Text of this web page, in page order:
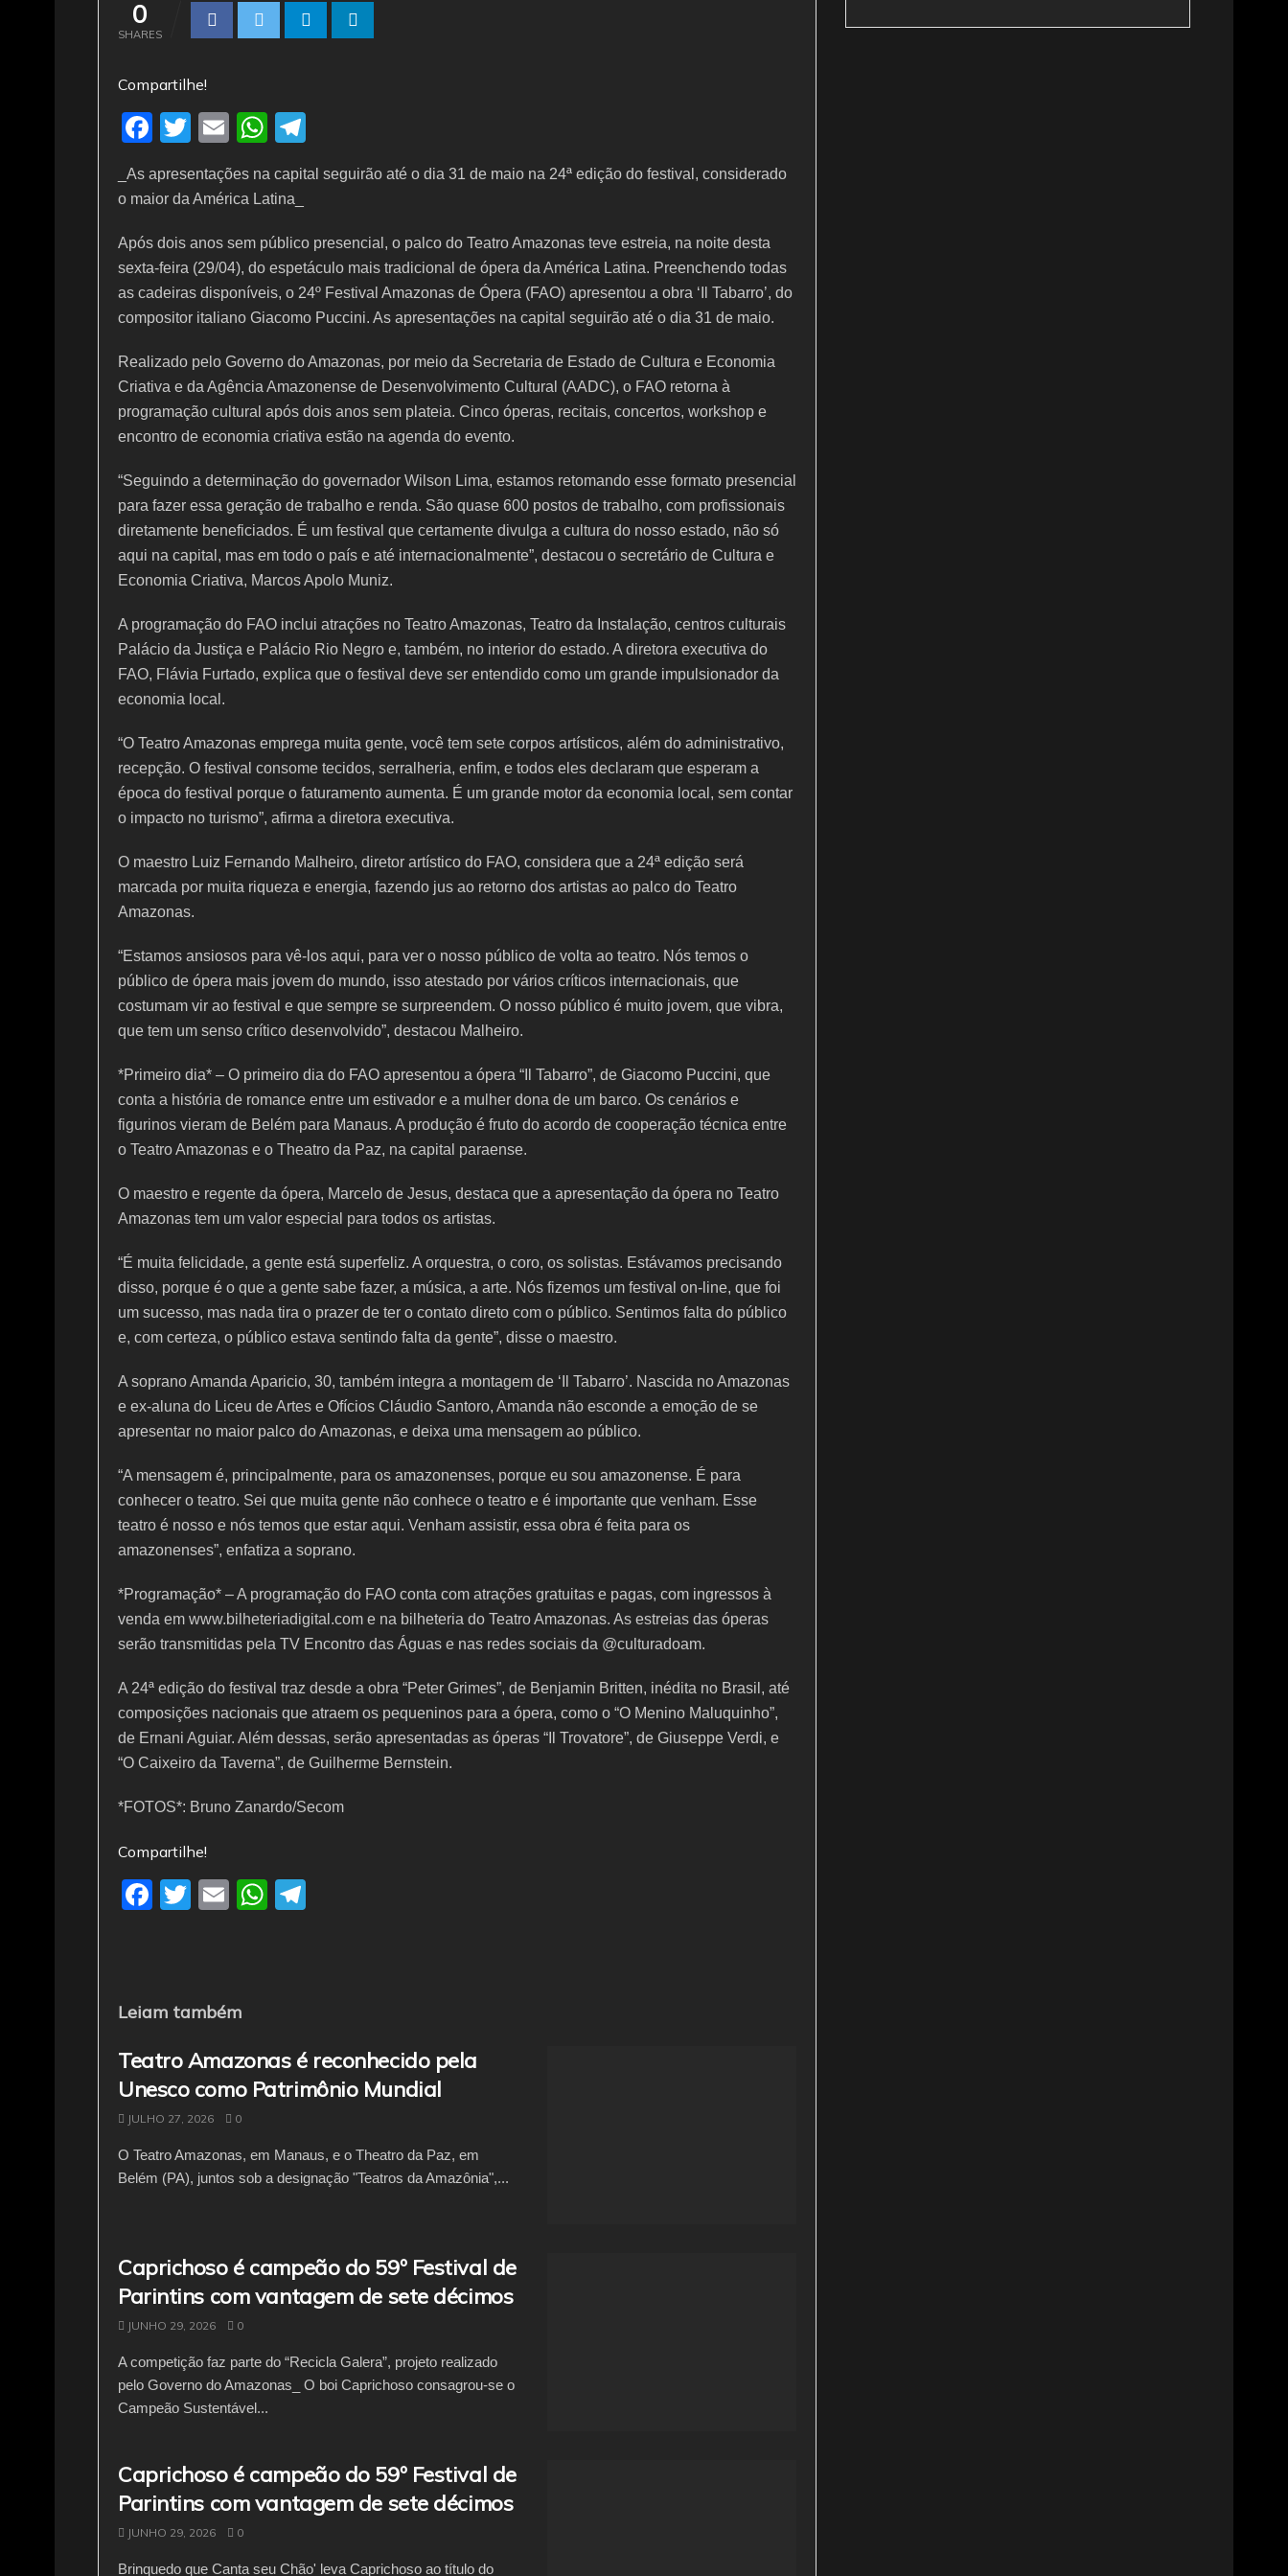
0
SHARES
Compartilhe!
F
c
b
o
o
T
itt
E
m
ai
W
at
A
p
p
el
e
a
m
_As apresentações na capital seguirão até o dia 31 de maio na 24ª edição do festival, considerado
o maior da América Latina_
Após dois anos sem público presencial, o palco do Teatro Amazonas teve estreia, na noite desta
sexta-feira (29/04), do espetáculo mais tradicional de ópera da América Latina. Preenchendo todas
as cadeiras disponíveis, o 24º Festival Amazonas de Ópera (FAO) apresentou a obra ‘Il Tabarro’, do
compositor italiano Giacomo Puccini. As apresentações na capital seguirão até o dia 31 de maio.
Realizado pelo Governo do Amazonas, por meio da Secretaria de Estado de Cultura e Economia
Criativa e da Agência Amazonense de Desenvolvimento Cultural (AADC), o FAO retorna à
programação cultural após dois anos sem plateia. Cinco óperas, recitais, concertos, workshop e
encontro de economia criativa estão na agenda do evento.
“Seguindo a determinação do governador Wilson Lima, estamos retomando esse formato presencial
para fazer essa geração de trabalho e renda. São quase 600 postos de trabalho, com profissionais
diretamente beneficiados. É um festival que certamente divulga a cultura do nosso estado, não só
aqui na capital, mas em todo o país e até internacionalmente”, destacou o secretário de Cultura e
Economia Criativa, Marcos Apolo Muniz.
A programação do FAO inclui atrações no Teatro Amazonas, Teatro da Instalação, centros culturais
Palácio da Justiça e Palácio Rio Negro e, também, no interior do estado. A diretora executiva do
FAO, Flávia Furtado, explica que o festival deve ser entendido como um grande impulsionador da
economia local.
“O Teatro Amazonas emprega muita gente, você tem sete corpos artísticos, além do administrativo,
recepção. O festival consome tecidos, serralheria, enfim, e todos eles declaram que esperam a
época do festival porque o faturamento aumenta. É um grande motor da economia local, sem contar
o impacto no turismo”, afirma a diretora executiva.
O maestro Luiz Fernando Malheiro, diretor artístico do FAO, considera que a 24ª edição será
marcada por muita riqueza e energia, fazendo jus ao retorno dos artistas ao palco do Teatro
Amazonas.
“Estamos ansiosos para vê-los aqui, para ver o nosso público de volta ao teatro. Nós temos o
público de ópera mais jovem do mundo, isso atestado por vários críticos internacionais, que
costumam vir ao festival e que sempre se surpreendem. O nosso público é muito jovem, que vibra,
que tem um senso crítico desenvolvido”, destacou Malheiro.
*Primeiro dia* – O primeiro dia do FAO apresentou a ópera “Il Tabarro”, de Giacomo Puccini, que
conta a história de romance entre um estivador e a mulher dona de um barco. Os cenários e
figurinos vieram de Belém para Manaus. A produção é fruto do acordo de cooperação técnica entre
o Teatro Amazonas e o Theatro da Paz, na capital paraense.
O maestro e regente da ópera, Marcelo de Jesus, destaca que a apresentação da ópera no Teatro
Amazonas tem um valor especial para todos os artistas.
“É muita felicidade, a gente está superfeliz. A orquestra, o coro, os solistas. Estávamos precisando
disso, porque é o que a gente sabe fazer, a música, a arte. Nós fizemos um festival on-line, que foi
um sucesso, mas nada tira o prazer de ter o contato direto com o público. Sentimos falta do público
e, com certeza, o público estava sentindo falta da gente”, disse o maestro.
A soprano Amanda Aparicio, 30, também integra a montagem de ‘Il Tabarro’. Nascida no Amazonas
e ex-aluna do Liceu de Artes e Ofícios Cláudio Santoro, Amanda não esconde a emoção de se
apresentar no maior palco do Amazonas, e deixa uma mensagem ao público.
“A mensagem é, principalmente, para os amazonenses, porque eu sou amazonense. É para
conhecer o teatro. Sei que muita gente não conhece o teatro e é importante que venham. Esse
teatro é nosso e nós temos que estar aqui. Venham assistir, essa obra é feita para os
amazonenses”, enfatiza a soprano.
*Programação* – A programação do FAO conta com atrações gratuitas e pagas, com ingressos à
venda em www.bilheteriadigital.com e na bilheteria do Teatro Amazonas. As estreias das óperas
serão transmitidas pela TV Encontro das Águas e nas redes sociais da @culturadoam.
A 24ª edição do festival traz desde a obra “Peter Grimes”, de Benjamin Britten, inédita no Brasil, até
composições nacionais que atraem os pequeninos para a ópera, como o “O Menino Maluquinho”,
de Ernani Aguiar. Além dessas, serão apresentadas as óperas “Il Trovatore”, de Giuseppe Verdi, e
“O Caixeiro da Taverna”, de Guilherme Bernstein.
*FOTOS*: Bruno Zanardo/Secom
Compartilhe!
F
b
o
o
k
T
E
W
p
p
m
Leiam também
Teatro Amazonas é reconhecido pela
Unesco como Patrimônio Mundial
JULHO 27, 2026 0
O Teatro Amazonas, em Manaus, e o Theatro da Paz, em
Belém (PA), juntos sob a designação "Teatros da Amazônia",...
Caprichoso é campeão do 59º Festival de
Parintins com vantagem de sete décimos
JUNHO 29, 2026 0
A competição faz parte do “Recicla Galera”, projeto realizado
pelo Governo do Amazonas_ O boi Caprichoso consagrou-se o
Campeão Sustentável...
Caprichoso é campeão do 59º Festival de
Parintins com vantagem de sete décimos
JUNHO 29, 2026 0
Brinquedo que Canta seu Chão' leva Caprichoso ao título do